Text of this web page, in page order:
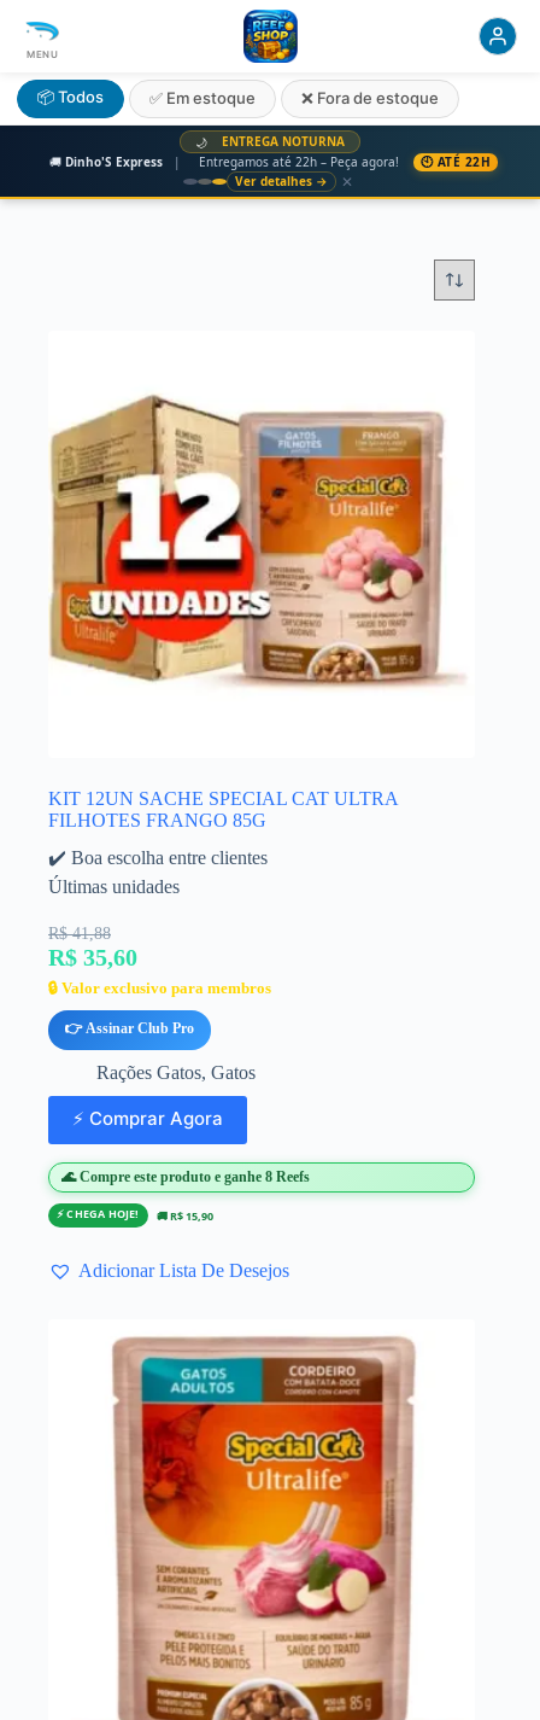
🌙
ENTREGA NOTURNA
🚚 Dinho'S Express | Entregamos até 22h – Peça agora!
🕙 ATÉ 22H
Ver detalhes →
✕
MENU
📦 Todos ✅ Em estoque ❌ Fora de estoque
KIT 12UN SACHE SPECIAL CAT ULTRA
FILHOTES FRANGO 85G
✔️ Boa escolha entre clientes
Últimas unidades
R$ 41,88
R$ 35,60
🔒 Valor exclusivo para membros
👉 Assinar Club Pro
Rações Gatos, Gatos
⚡ Comprar Agora
🌊 Compre este produto e ganhe 8 Reefs
⚡ CHEGA HOJE! 🚚 R$ 15,90
Adicionar Lista De Desejos